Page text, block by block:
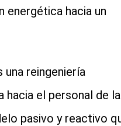
energética hacia un
reingeniería
hacia el personal de la
pasivo y reactivo